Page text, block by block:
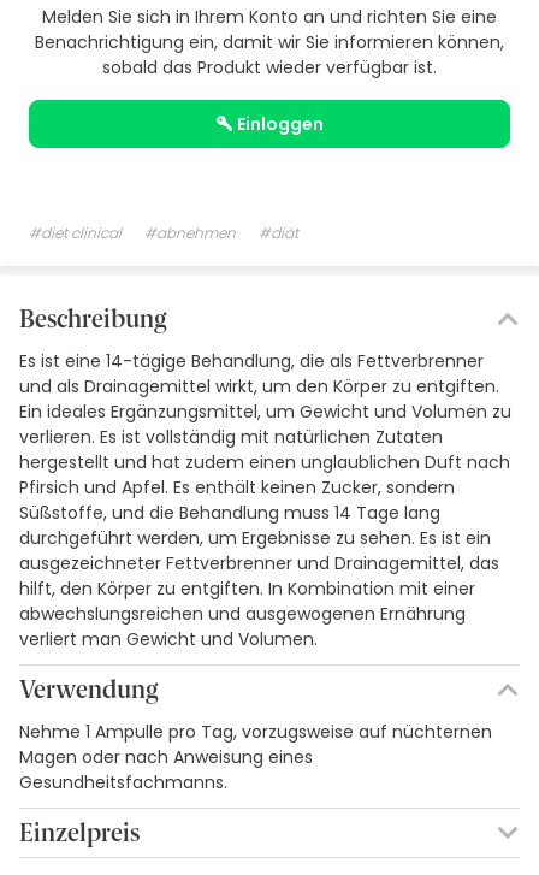
Melden Sie sich in Ihrem Konto an und richten Sie eine
Benachrichtigung ein, damit wir Sie informieren können,
sobald das Produkt wieder verfügbar ist.
einloggen
#diet clinical #abnehmen #diät
Beschreibung
Es ist eine 14-tägige Behandlung, die als Fettverbrenner
und als Drainagemittel wirkt, um den Körper zu entgiften.
Ein ideales Ergänzungsmittel, um Gewicht und Volumen zu
verlieren. Es ist vollständig mit natürlichen Zutaten
hergestellt und hat zudem einen unglaublichen Duft nach
Pfirsich und Apfel. Es enthält keinen Zucker, sondern
Süßstoffe, und die Behandlung muss 14 Tage lang
durchgeführt werden, um Ergebnisse zu sehen. Es ist ein
ausgezeichneter Fettverbrenner und Drainagemittel, das
hilft, den Körper zu entgiften. In Kombination mit einer
abwechslungsreichen und ausgewogenen Ernährung
verliert man Gewicht und Volumen.
Verwendung
Nehme 1 Ampulle pro Tag, vorzugsweise auf nüchternen
Magen oder nach Anweisung eines
Gesundheitsfachmanns.
Einzelpreis